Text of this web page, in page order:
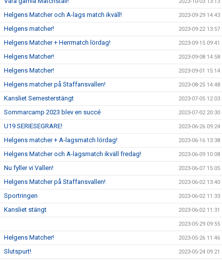
Helgens Matcher och A-lags match ikväll! 2023-09-29 14:43
Helgens matcher! 2023-09-22 13:57
Helgens Matcher + Herrmatch lördag! 2023-09-15 09:41
Helgens Matcher! 2023-09-08 14:58
Helgens Matcher! 2023-09-01 15:14
Helgens matcher på Staffansvallen! 2023-08-25 14:48
Kansliet Semesterstängt 2023-07-05 12:03
Sommarcamp 2023 blev en succé 2023-07-02 20:30
U19 SERIESEGRARE! 2023-06-26 09:24
Helgens matcher + A-lagsmatch lördag! 2023-06-16 13:38
Helgens Matcher och A-lagsmatch ikväll fredag! 2023-06-09 10:08
Nu fyller vi Vallen! 2023-06-07 15:05
Helgens Matcher på Staffansvallen! 2023-06-02 13:40
Sportringen 2023-06-02 11:33
Kansliet stängt 2023-06-02 11:31
2023-05-29 09:55
Helgens Matcher! 2023-05-26 11:46
Slutspurt! 2023-05-24 09:21